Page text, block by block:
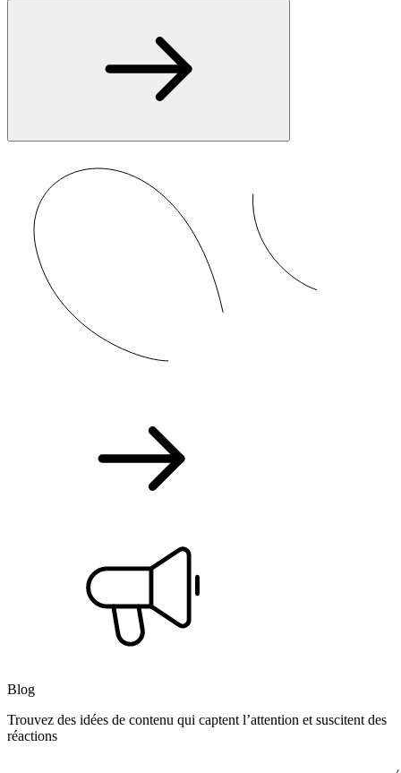
Blog
Trouvez des idées de contenu qui captent l’attention et suscitent des
réactions